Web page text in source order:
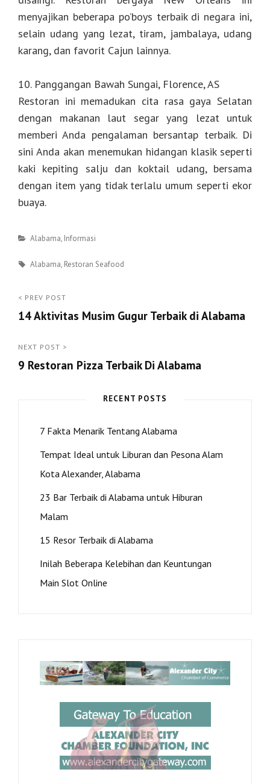
menyajikan beberapa po’boys terbaik di negara ini,
selain udang yang lezat, tiram, jambalaya, udang
karang, dan favorit Cajun lainnya.
10. Panggangan Bawah Sungai, Florence, AS
Restoran ini memadukan cita rasa gaya Selatan
dengan makanan laut segar yang lezat untuk
memberi Anda pengalaman bersantap terbaik. Di
sini Anda akan menemukan hidangan klasik seperti
kaki kepiting salju dan koktail udang, bersama
dengan item yang tidak terlalu umum seperti ekor
buaya.
Categories
Alabama, Informasi
Tags
Alabama, Restoran Seafood
Post
navigation
< PREV POST
14 Aktivitas Musim Gugur Terbaik di Alabama
Prev
Post
NEXT POST >
9 Restoran Pizza Terbaik Di Alabama
RECENT POSTS
7 Fakta Menarik Tentang Alabama
Tempat Ideal untuk Liburan dan Pesona Alam
Kota Alexander, Alabama
23 Bar Terbaik di Alabama untuk Hiburan
Malam
15 Resor Terbaik di Alabama
Inilah Beberapa Kelebihan dan Keuntungan
Main Slot Online